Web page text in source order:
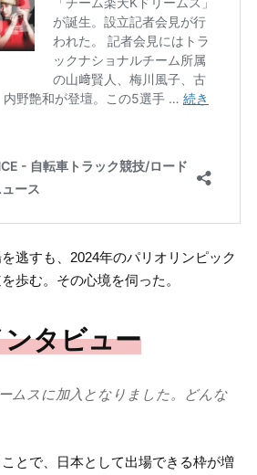
逃すも、2024年のパリオリンピック
歩む。その心境を伺った。
タビュー
ムスに加入となりました。どんな
とで、日本として出場できる枠が増